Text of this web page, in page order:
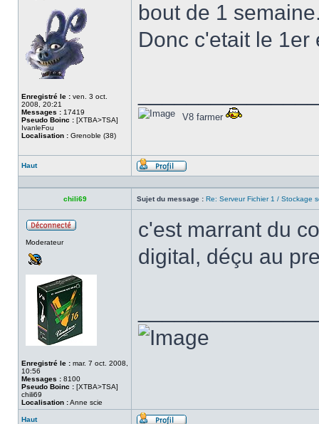
Enregistré le : ven. 3 oct.
2008, 20:21
Messages : 17419
Pseudo Boinc : [XTBA>TSA]
IvanleFou
Localisation : Grenoble (38)
bout de 1
Donc c'etait le
V8 farmer
Haut
Profil
chili69 Sujet du message : Re: Serveur Fichier 1 / Stockage
Moderateur
Enregistré le : mar. 7 oct. 2008,
10:56
Messages : 8100
Pseudo Boinc : [XTBA>TSA]
chili69
Localisation :Anne scie
c'est marrant du
digital, déçu au
Haut